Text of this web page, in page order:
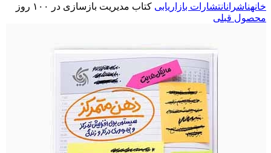
خانهناشرانانتشارات بازاریابی کتاب مدیریت بازسازی در ۱۰۰ روز
محصول قبلی